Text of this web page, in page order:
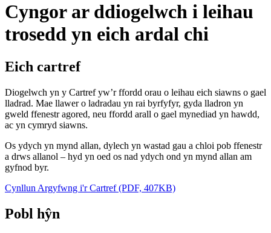
Cyngor ar ddiogelwch i leihau
trosedd yn eich ardal chi
Eich cartref
Diogelwch yn y Cartref yw’r ffordd orau o leihau eich siawns o gael
lladrad. Mae llawer o ladradau yn rai byrfyfyr, gyda lladron yn
gweld ffenestr agored, neu ffordd arall o gael mynediad yn hawdd,
ac yn cymryd siawns.
Os ydych yn mynd allan, dylech yn wastad gau a chloi pob ffenestr
a drws allanol – hyd yn oed os nad ydych ond yn mynd allan am
gyfnod byr.
Cynllun Argyfwng i'r Cartref (PDF, 407KB)
Pobl hŷn